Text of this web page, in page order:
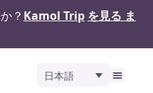
？ Kamol Trip を見る ま
日本語